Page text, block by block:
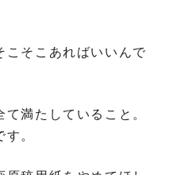
そこあればいいんで
満たしていること。
。